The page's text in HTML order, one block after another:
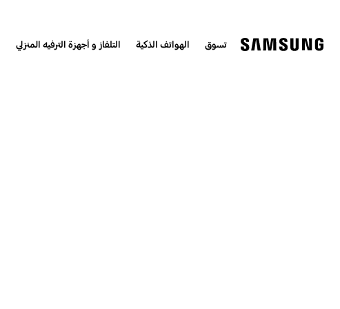
تسوق الهواتف الذكية التلفاز و أجهزة الترفيه المنزلي